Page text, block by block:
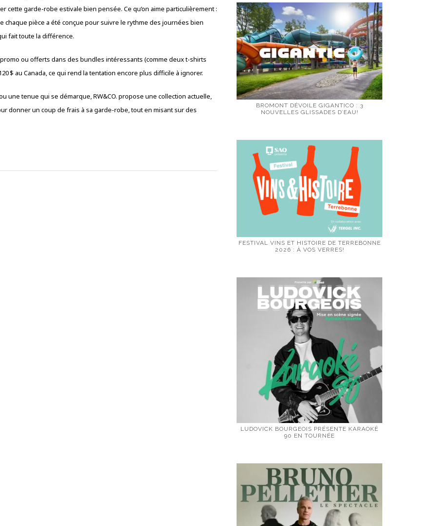
cette garde-robe estivale bien pensée. Ce qu’on aime particulièrement :
chaque pièce a été conçue pour suivre le rythme des journées bien
fait toute la différence.
ou offerts dans des bundles intéressants (comme deux t-shirts
$ au Canada, ce qui rend la tentation encore plus difficile à ignorer.
une tenue qui se démarque, RW&CO. propose une collection actuelle,
donner un coup de frais à sa garde-robe, tout en misant sur des
BROMONT DÉVOILE GIGANTICO : 3
NOUVELLES GLISSADES D’EAU!
FESTIVAL VINS ET HISTOIRE DE TERREBONNE
2026 : À VOS VERRES!
LUDOVICK BOURGEOIS PRÉSENTE KARAOKÉ
90 EN TOURNÉE